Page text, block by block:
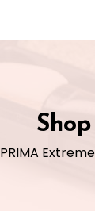
Shop
PRIMA